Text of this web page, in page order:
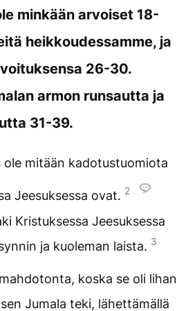
minkään arvoiset 18-
heikkoudessamme, ja
26-30.
armon runsautta ja
31-39.
ole mitään kadotustuomiota
Jeesuksessa ovat. 2
Kristuksessa Jeesuksessa
ja kuoleman laista. 3
koska se oli lihan
Jumala teki, lähettämällä